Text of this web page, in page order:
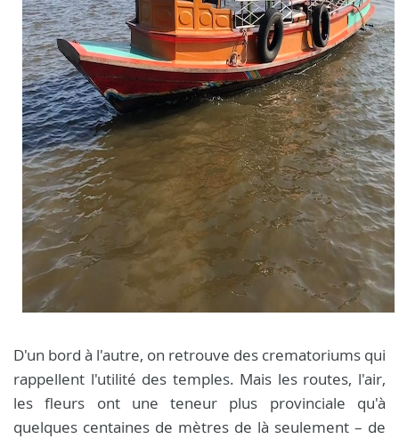
D'un bord à l'autre, on retrouve des crematoriums qui
rappellent l'utilité des temples. Mais les routes, l'air,
les fleurs ont une teneur plus provinciale qu'à
quelques centaines de mètres de là seulement – de